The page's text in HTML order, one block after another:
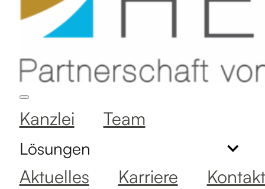
Kanzlei Team
Lösungen
Aktuelles Karriere Kontakt